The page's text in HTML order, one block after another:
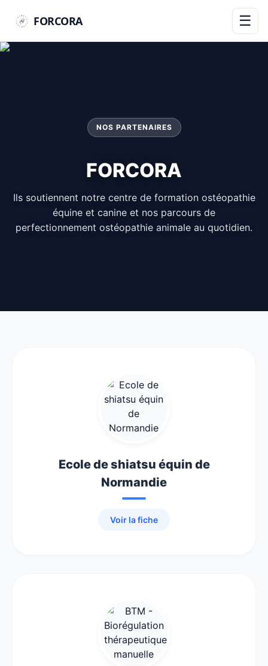
FORCORA ☰
NOS PARTENAIRES
FORCORA
Ils soutiennent notre centre de formation ostéopathie
équine et canine et nos parcours de
perfectionnement ostéopathie animale au quotidien.
Ecole de shiatsu équin de
Normandie
Voir la fiche